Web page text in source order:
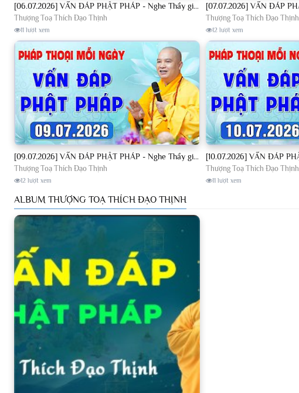
[06.07.2026] VẤN ĐÁP PHẬT PHÁP - Nghe Thầy giảng Pháp mỗi ngày CÔNG ĐỨC VÔ LƯỢNG│TT. Thích Đạo Thịnh
Thượng Toạ Thích Đạo Thịnh
11 lượt xem
Thượng Toạ Thích Đạo Thịnh
12 lượt xem
[09.07.2026] VẤN ĐÁP PHẬT PHÁP - Nghe Thầy giảng Pháp mỗi ngày CÔNG ĐỨC VÔ LƯỢNG│TT. Thích Đạo Thịnh
Thượng Toạ Thích Đạo Thịnh
12 lượt xem
Thượng Toạ Thích Đạo Thịnh
11 lượt xem
ALBUM THƯỢNG TOẠ THÍCH ĐẠO THỊNH